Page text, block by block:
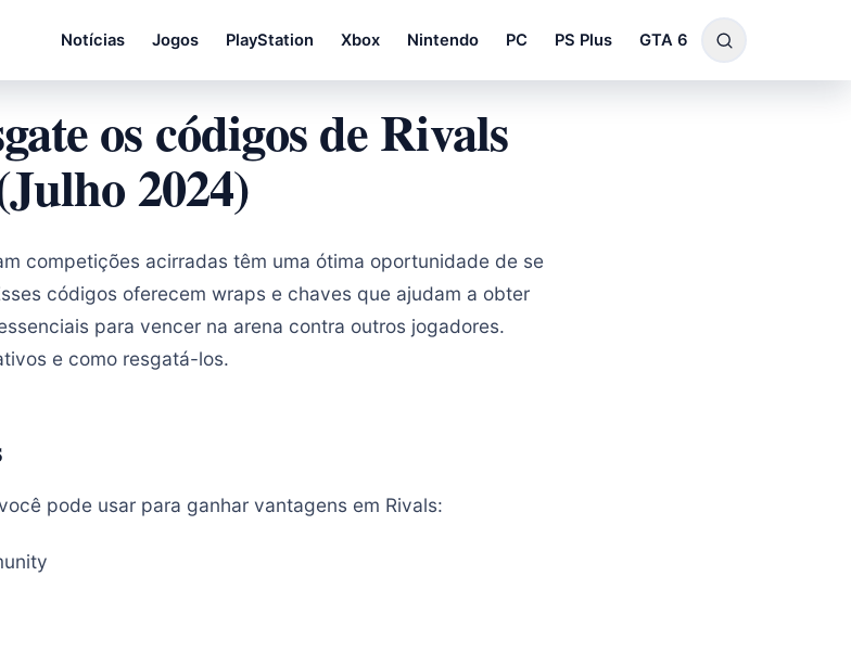
Notícias Jogos PlayStation Xbox Nintendo PC PS Plus GTA 6
os códigos de Rivals
2024)
competições acirradas têm uma ótima oportunidade de se
códigos oferecem wraps e chaves que ajudam a obter
para vencer na arena contra outros jogadores.
e como resgatá-los.
pode usar para ganhar vantagens em Rivals: